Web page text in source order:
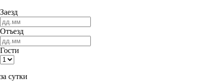
Заезд
Отъезд
Гости
за сутки